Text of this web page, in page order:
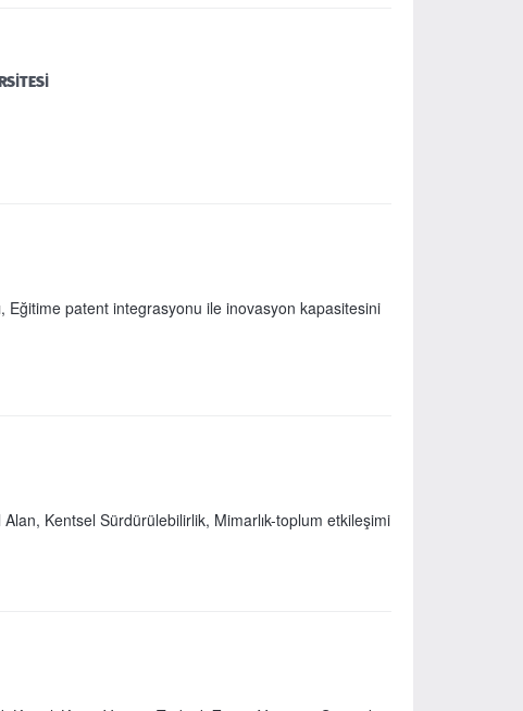
Eğitime patent integrasyonu ile inovasyon kapasitesini
Alan, Kentsel Sürdürülebilirlik, Mimarlık-toplum etkileşimi